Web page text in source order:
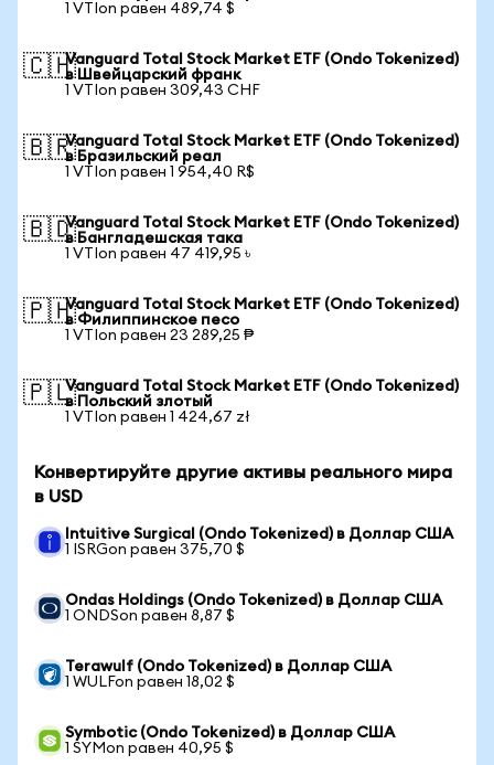
1 VTIon равен 489,74 $
🇨🇭Vanguard Total Stock Market ETF (Ondo Tokenized)
в Швейцарский франк
1 VTIon равен 309,43 CHF
🇧🇷Vanguard Total Stock Market ETF (Ondo Tokenized)
в Бразильский реал
1 VTIon равен 1 954,40 R$
🇧🇩Vanguard Total Stock Market ETF (Ondo Tokenized)
в Бангладешская така
1 VTIon равен 47 419,95 ৳
🇵🇭Vanguard Total Stock Market ETF (Ondo Tokenized)
в Филиппинское песо
1 VTIon равен 23 289,25 ₱
🇵🇱Vanguard Total Stock Market ETF (Ondo Tokenized)
в Польский злотый
1 VTIon равен 1 424,67 zł
Конвертируйте другие активы реального мира
в USD
Intuitive Surgical (Ondo Tokenized) в Доллар США
1 ISRGon равен 375,70 $
Ondas Holdings (Ondo Tokenized) в Доллар США
1 ONDSon равен 8,87 $
Terawulf (Ondo Tokenized) в Доллар США
1 WULFon равен 18,02 $
Symbotic (Ondo Tokenized) в Доллар США
1 SYMon равен 40,95 $